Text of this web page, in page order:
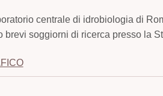
centrale di idrobiologia di
brevi soggiorni di ricerca presso la